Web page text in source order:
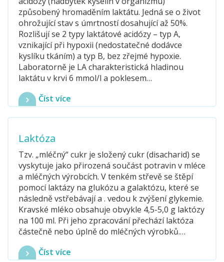
způsobený hromaděním laktátu. Jedná se o život
ohrožující stav s úmrtností dosahující až 50%.
Rozlišují se 2 typy laktátové acidózy – typ A,
vznikající při hypoxii (nedostatečné dodávce
kyslíku tkáním) a typ B, bez zřejmé hypoxie.
Laboratorně je LA charakteristická hladinou
laktátu v krvi 6 mmol/l a poklesem…
Číst více
Laktóza
Tzv. „mléčný“ cukr je složený cukr (disacharid) se
vyskytuje jako přirozená součást potravin v mléce
a mléčných výrobcích. V tenkém střevě se štěpí
pomocí laktázy na glukózu a galaktózu, které se
následně vstřebávají a . vedou k zvýšení glykemie.
Kravské mléko obsahuje obvykle 4,5-5,0 g laktózy
na 100 ml. Při jeho zpracování přechází laktóza
částečně nebo úplně do mléčných výrobků.…
Číst více